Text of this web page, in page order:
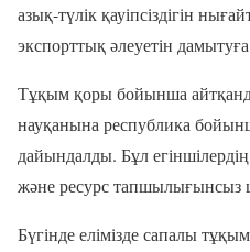
азық-түлік қауіпсіздігін
экспорттық әлеуетін
Тұқым қоры бойынша
науқанына республика
дайындалды. Бұл
және ресурс тапшылығынсыз
Бүгінде елімізде сапалы